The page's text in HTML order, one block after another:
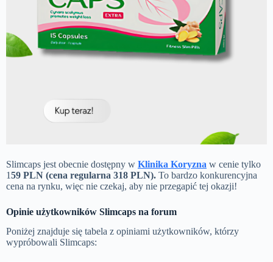
Slimcaps jest obecnie dostępny w Klinika Koryzna w cenie tylko
159 PLN (cena regularna 318 PLN). To bardzo konkurencyjna
cena na rynku, więc nie czekaj, aby nie przegapić tej okazji!
Opinie użytkowników Slimcaps na forum
Poniżej znajduje się tabela z opiniami użytkowników, którzy
wypróbowali Slimcaps: